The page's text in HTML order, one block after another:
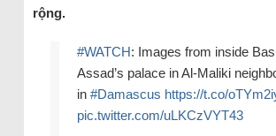
rộng.
#WATCH: Images from inside
Assad’s palace in Al-Maliki
in #Damascus https://t.co/
pic.twitter.com/uLKCzVYT43